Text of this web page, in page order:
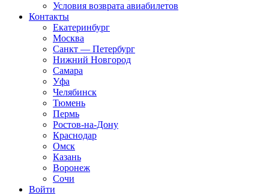
Условия возврата авиабилетов
Контакты
Екатеринбург
Москва
Санкт — Петербург
Нижний Новгород
Самара
Уфа
Челябинск
Тюмень
Пермь
Ростов-на-Дону
Краснодар
Омск
Казань
Воронеж
Сочи
Войти